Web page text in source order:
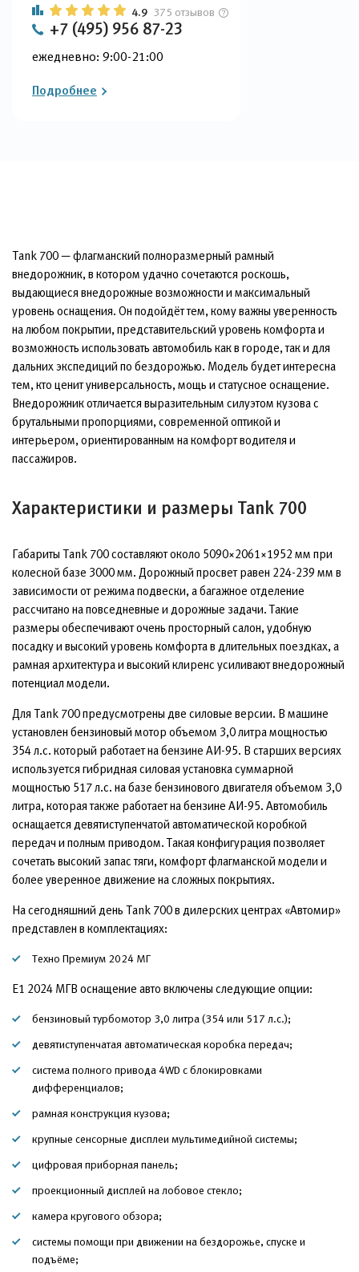
4.9 375 отзывов
+7 (495) 956 87-23
ежедневно: 9:00-21:00
Подробнее
Tank 700 — флагманский полноразмерный рамный
внедорожник, в котором удачно сочетаются роскошь,
выдающиеся внедорожные возможности и максимальный
уровень оснащения. Он подойдёт тем, кому важны уверенность
на любом покрытии, представительский уровень комфорта и
возможность использовать автомобиль как в городе, так и для
дальних экспедиций по бездорожью. Модель будет интересна
тем, кто ценит универсальность, мощь и статусное оснащение.
Внедорожник отличается выразительным силуэтом кузова с
брутальными пропорциями, современной оптикой и
интерьером, ориентированным на комфорт водителя и
пассажиров.
Характеристики и размеры Tank 700
Габариты Tank 700 составляют около 5090×2061×1952 мм при
колесной базе 3000 мм. Дорожный просвет равен 224-239 мм в
зависимости от режима подвески, а багажное отделение
рассчитано на повседневные и дорожные задачи. Такие
размеры обеспечивают очень просторный салон, удобную
посадку и высокий уровень комфорта в длительных поездках, а
рамная архитектура и высокий клиренс усиливают внедорожный
потенциал модели.
Для Tank 700 предусмотрены две силовые версии. В машине
установлен бензиновый мотор объемом 3,0 литра мощностью
354 л.с. который работает на бензине АИ-95. В старших версиях
используется гибридная силовая установка суммарной
мощностью 517 л.с. на базе бензинового двигателя объемом 3,0
литра, которая также работает на бензине АИ-95. Автомобиль
оснащается девятиступенчатой автоматической коробкой
передач и полным приводом. Такая конфигурация позволяет
сочетать высокий запас тяги, комфорт флагманской модели и
более уверенное движение на сложных покрытиях.
На сегодняшний день Tank 700 в дилерских центрах «Автомир»
представлен в комплектациях:
Техно Премиум 2024 МГ
Е1 2024 МГВ оснащение авто включены следующие опции:
бензиновый турбомотор 3,0 литра (354 или 517 л.с.);
девятиступенчатая автоматическая коробка передач;
система полного привода 4WD с блокировками
дифференциалов;
рамная конструкция кузова;
крупные сенсорные дисплеи мультимедийной системы;
цифровая приборная панель;
проекционный дисплей на лобовое стекло;
камера кругового обзора;
системы помощи при движении на бездорожье, спуске и
подъёме;